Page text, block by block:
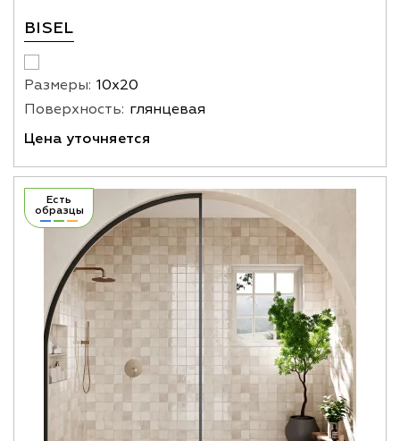
BISEL
Размеры: 10х20
Поверхность: глянцевая
Цена уточняется
Есть
образцы